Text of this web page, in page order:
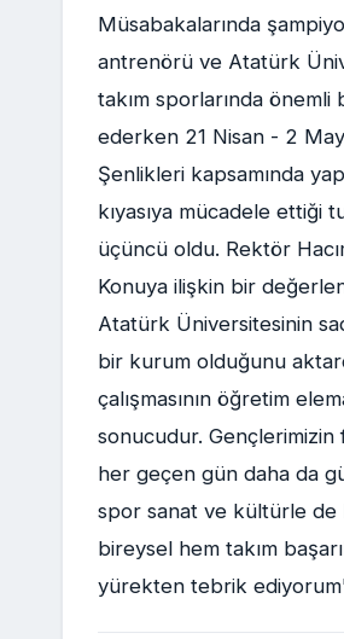
Müsabakalarında
antrenörü ve Atatürk
takım sporlarında önemli
ederken 21 Nisan - 2
Şenlikleri kapsamında
kıyasıya mücadele ettiği
üçüncü oldu. Rektör
Konuya ilişkin bir
Atatürk Üniversitesinin
bir kurum olduğunu
çalışmasının öğretim
sonucudur. Gençlerimizin
her geçen gün daha da
spor sanat ve kültürle de
bireysel hem takım
yürekten tebrik